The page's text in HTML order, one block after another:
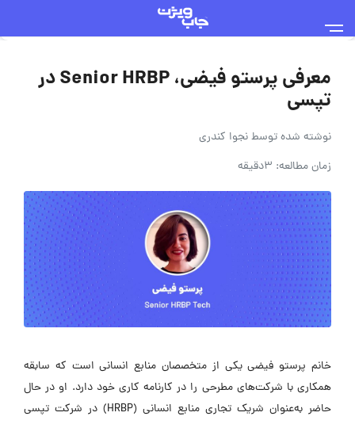
معرفی پرستو فیضی، Senior HRBP در
تپسی
نوشته شده توسطنجوا کندری
زمان مطالعه: 3دقیقه
خانم پرستو فیضی یکی از متخصصان منابع انسانی است که سابقه
همکاری با شرکت‌های مطرحی را در کارنامه کاری خود دارد. او در حال
حاضر به‌عنوان شریک تجاری منابع انسانی (HRBP) در شرکت تپسی